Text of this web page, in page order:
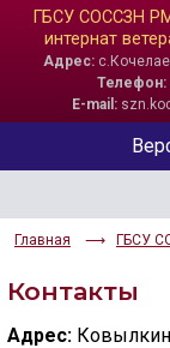
ГБСУ СОССЗН
интернат
Адрес:
Телефон:
E-mail:
Главная ГБСУ
Контакты
Адрес: